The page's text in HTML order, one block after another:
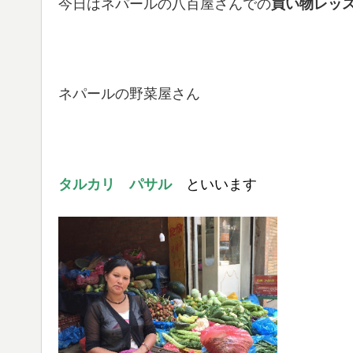
今日はネパールの八百屋さんでの買い物レッ
ネパールの野菜屋さん
タルカリ パサル といいます